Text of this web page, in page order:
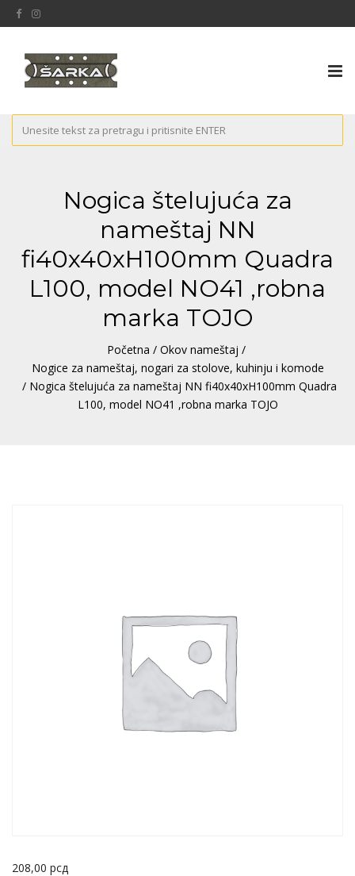
Nogica štelujuća za
nameštaj NN
fi40x40xH100mm Quadra
L100, model NO41 ,robna
marka TOJO
Početna / Okov nameštaj /
Nogice za nameštaj, nogari za stolove, kuhinju i komode
/ Nogica štelujuća za nameštaj NN fi40x40xH100mm Quadra
L100, model NO41 ,robna marka TOJO
208,00 рсд